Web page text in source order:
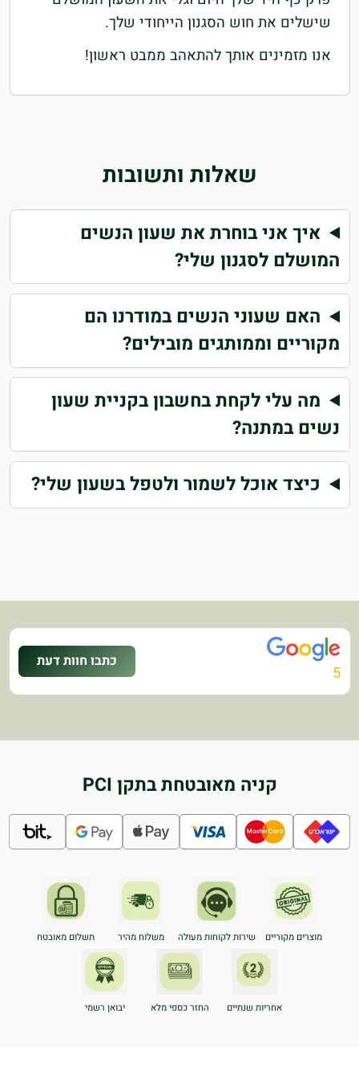
שישלים את חוש הסגנון הייחודי שלך.
אנו מזמינים אותך להתאהב ממבט ראשון!
שאלות ותשובות
איך אני בוחרת את שעון הנשים
המושלם לסגנון שלי?
האם שעוני הנשים במודרנו הם
מקוריים וממותגים מובילים?
מה עלי לקחת בחשבון בקניית שעון
נשים במתנה?
כיצד אוכל לשמור ולטפל בשעון שלי?
5
כתבו חוות דעת
קניה מאובטחת בתקן PCI
מוצרים מקוריים שירות לקוחות מעולה משלוח מהיר תשלום מאובטח
אחריות שנתיים החזר כספי מלא יבואן רשמי